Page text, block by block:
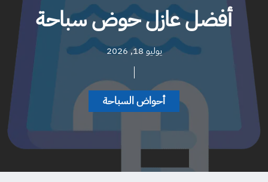
أفضل عازل حوض سباحة
يوليو 18, 2026
أحواض السباحة